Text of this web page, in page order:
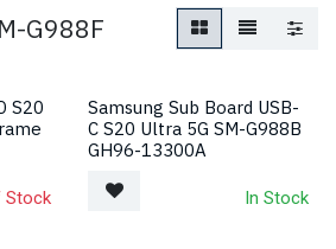
G988F
S20
Stock
Samsung Sub Board USB-
C S20 Ultra 5G SM-G988B
GH96-13300A
In Stock